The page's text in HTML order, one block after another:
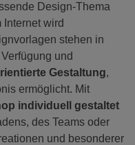
Design-Thema
wird
stehen in
und
Gestaltung,
ermöglicht. Mit
individuell gestaltet
des Teams oder
und besonderer